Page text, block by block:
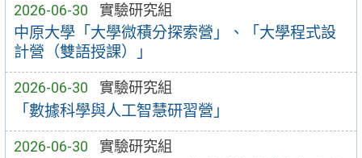
2026-06-30 實驗研究組
中原大學「大學微積分探索營」、「大學程式設
計營（雙語授課）」
2026-06-30 實驗研究組
「數據科學與人工智慧研習營」
2026-06-30 實驗研究組